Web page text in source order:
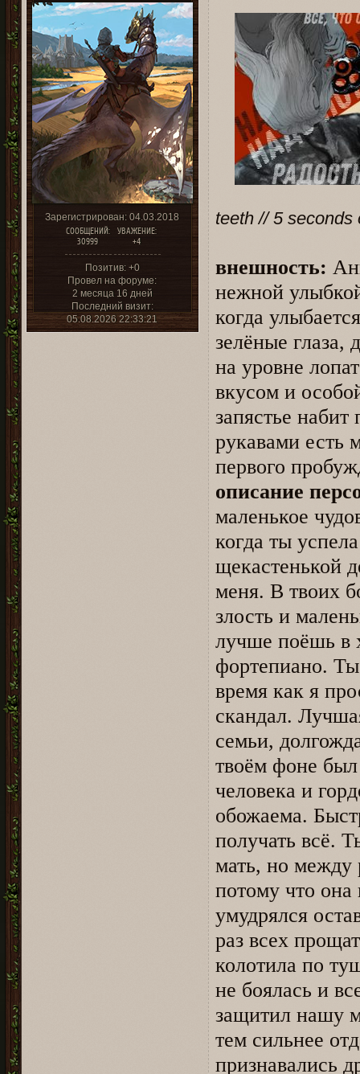
Зарегистрирован: 04.03.2018
СООБЩЕНИЙ:
30999
УВАЖЕНИЕ:
+4
Позитив: +0
Провел на форуме:
2 месяца 16 дней
Последний визит:
05.08.2026 22:33:21
teeth // 5 seconds
внешность:
нежной
когда
зелёные глаза,
на уровне
вкусом и
запястье
рукавами есть
первого
описание
маленькое
когда ты
щекастенькой
меня. В твоих
злость и
лучше поёшь в
фортепиано.
время как я
скандал.
семьи,
твоём фоне был
человека и
обожаема.
получать всё.
мать, но между
потому что
умудрялся
раз всех
колотила по
не боялась и
защитил нашу
тем сильнее
признавались